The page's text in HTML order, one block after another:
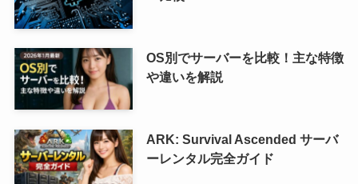
OS別でサーバーを比較！主な特徴
や違いを解説
ARK: Survival Ascended サーバ
ーレンタル完全ガイド